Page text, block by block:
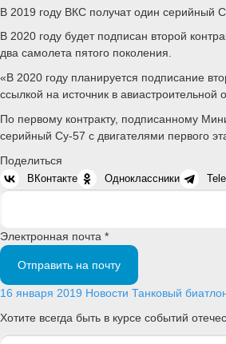
В 2019 году ВКС получат один серийный
В 2020 году будет подписан второй
два самолета пятого поколения.
«В 2020 году планируется подписание
ссылкой на источник в авиастроительной
По первому контракту, подписанному
серийный Су-57 с двигателями первого
Поделиться
ВКонтакте Одноклассники
Электронная почта *
Отправить на почту
16 января 2019 Новости Танковый
Хотите всегда быть в курсе событий